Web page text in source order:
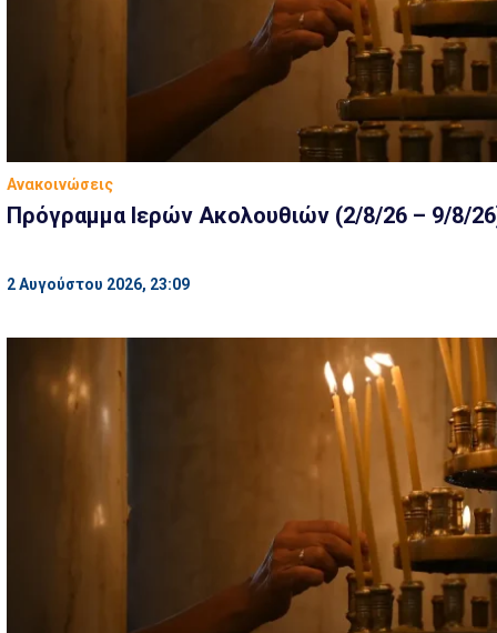
Ανακοινώσεις
Πρόγραμμα Ιερών Ακολουθιών (2/8/26 – 9/8/
2 Αυγούστου 2026, 23:09